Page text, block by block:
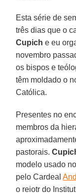
Esta série de
três dias que o
Cupich e eu
novembro
os bispos e
têm moldado o
Católica.
Presentes no
membros da
pastorais.
modelo usado
pelo Cardeal
o reiotr do